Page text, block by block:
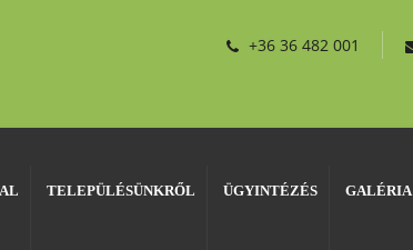
+36 36 482 001
TELEPÜLÉSÜNKRŐL ÜGYINTÉZÉS GALÉRIA